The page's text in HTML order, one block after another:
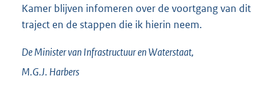
Kamer blijven infomeren over de voortgang van dit
traject en de stappen die ik hierin neem.
De Minister van Infrastructuur en Waterstaat,
M.G.J. Harbers